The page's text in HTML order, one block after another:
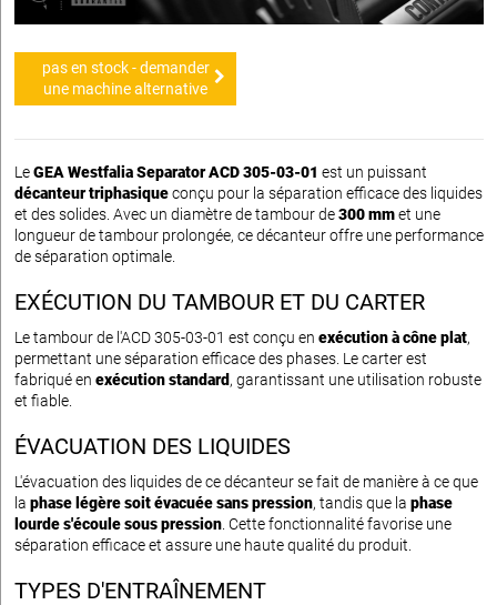
pas en stock - demander
une machine alternative
LeGEA Westfalia Separator ACD 305-03-01 est un puissant
décanteur triphasiqueconçu pour la séparation efficace des liquides
et des solides. Avec un diamètre de tambour de300 mmet une
longueur de tambour prolongée, ce décanteur offre une performance
de séparation optimale.
EXÉCUTION DU TAMBOUR ET DU CARTER
Le tambour de l'ACD 305-03-01 est conçu en exécution à cône plat,
permettant une séparation efficace des phases. Le carter est
fabriqué en exécution standard , garantissant une utilisation robuste
et fiable.
ÉVACUATION DES LIQUIDES
L'évacuation des liquides de ce décanteur se fait de manière à ce que
la phase légère soit évacuée sans pression, tandis que la phase
lourde s'écoule sous pression . Cette fonctionnalité favorise une
séparation efficace et assure une haute qualité du produit.
TYPES D'ENTRAÎNEMENT